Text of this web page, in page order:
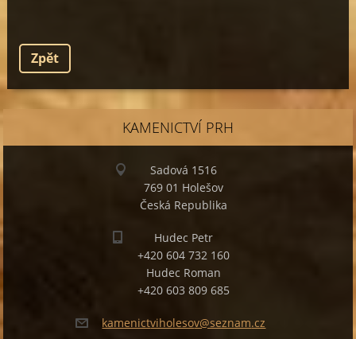
Zpět
KAMENICTVÍ PRH
Sadová 1516
769 01 Holešov
Česká Republika
Hudec Petr
+420 604 732 160
Hudec Roman
+420 603 809 685
kamenictviholesov@seznam.cz